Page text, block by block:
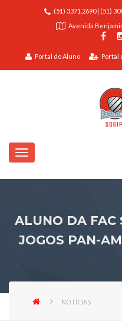
(51) 3371.2690| (51)
Avenida
Portal do Aluno Portal
ALUNO DA FAC
JOGOS PAN-
NOTÍCIAS